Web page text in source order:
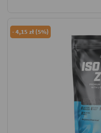
-4,15 zł (5%)